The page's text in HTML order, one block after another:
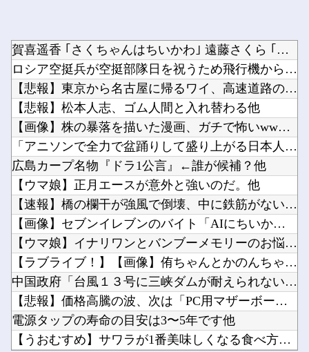
賀喜遥香 ｢さくちゃんはちいかわ｣ 遠藤さくら ｢かっきーは...
ロシア空挺兵が空挺部隊日を祝うため飛行機から飛び降りて死亡！...
【悲報】東京から名古屋に帰るワイ、高速道路のライブカメラを見...
【悲報】松本人志、ゴム人間と入れ替わる他
【画像】株の暴落を描いた漫画、ガチで怖いwwwww他
「アニソンで全力で盆踊りして盛り上がる日本人たち。伝統もオタ...
広島カープ名物『ドラ1公言』←誰が候補？他
【ウマ娘】正月エースが意外と強いのだ。他
【速報】橋の欄干が強風で倒壊、中に鉄筋がないことが発覚 中国...
【画像】セブンイレブンのバイト「AIにちいかわの画像を食わせ...
【ウマ娘】イナリワンとバンブーメモリーのお悩み相談コーナー ...
【ラブライブ！】【画像】侑ちゃんとかのんちゃんの仲睦まじい作...
中国政府「台風１３号に三峡ダムが耐えられない！全開放流しろ！...
【悲報】価格高騰の波、次は「PC用マザーボード」か他
電源タップの寿命の目安は3〜5年です他
【うおむすめ】サワラが1番美味しくなる食べ方。他